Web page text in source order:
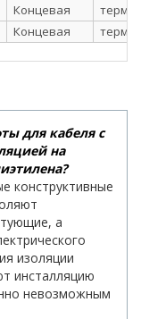
Концевая
Концевая
для кабеля с
на
конструктивные
а
изоляции
инсталляцию
невозможным